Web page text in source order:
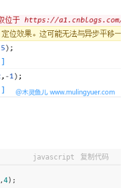
javascript 复制代码
,4);